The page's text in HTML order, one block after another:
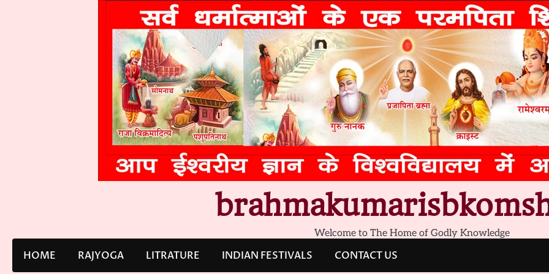
Welcome to The Home of Godly Knowledge
HOME RAJYOGA LITRATURE INDIAN FESTIVALS CONTACT US